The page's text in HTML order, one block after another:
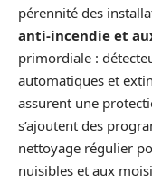
pérennité des
anti-incendie et
primordiale :
automatiques et
assurent une
s’ajoutent des
nettoyage régulier
nuisibles et aux